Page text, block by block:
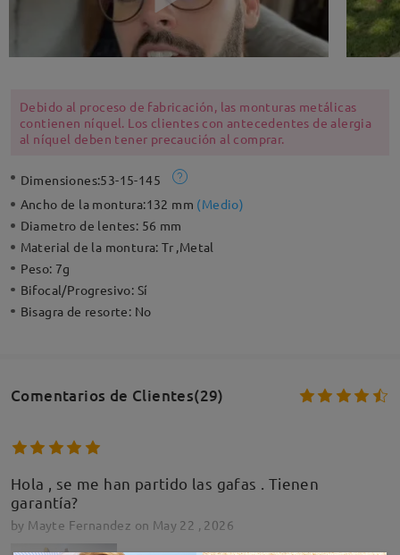
Debido al proceso de fabricación, las monturas metálicas
contienen níquel. Los clientes con antecedentes de alergia
al níquel deben tener precaución al comprar.
Dimensiones:53-15-145
Ancho de la montura:132 mm (Medio)
Diametro de lentes: 56 mm
Material de la montura:Tr ,Metal
Peso: 7g
Bifocal/Progresivo: Sí
Bisagra de resorte: No
Comentarios de Clientes(29)
Hola , se me han partido las gafas . Tienen
garantía?
by Mayte Fernandez on May 22 , 2026